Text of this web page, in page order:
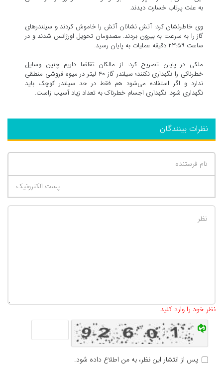
به علت پرتاب خسارت دیدند.
وی خاطرنشان کرد: آتش نشانان آتش را خاموش کردند و سیلندرهای
گاز را به سرعت به بیرون بردند. مصدومان تحویل اورژانس شدند و در
ساعت ۲۳:۵۹ دقیقه عملیات به پایان رسید.
ملکی در پایان تصریح کرد: از مالکان تقاضا داریم چنین وسایل
خطرناکی را نگهداری نکنند؛ سیلندر گاز ۴۰ لیتر در میوه فروشی منطقی
ندارد و اگر استفاده می‌شود هم فقط در حد سیلندر کوچک باید
نگهداری شود. نگهداری اجسام خطرناک به تعداد زیاد آسیب زاست.
نظرات بینندگان
نظر خود را وارد کنید
پس از انتشار این نظر، به من اطلاع داده شود.